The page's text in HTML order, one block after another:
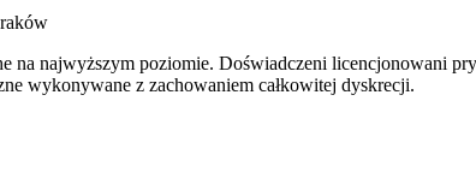
na najwyższym poziomie. Doświadczeni licencjonowani
wykonywane z zachowaniem całkowitej dyskrecji.